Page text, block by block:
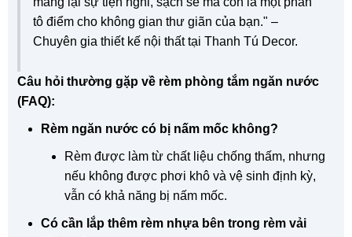
tô điểm cho không gian thư giãn của bạn." –
Chuyên gia thiết kế nội thất tại Thanh Tú Decor.
Câu hỏi thường gặp về rèm phòng tắm ngăn nước
(FAQ):
Rèm ngăn nước có bị nấm mốc không?
Rèm được làm từ chất liệu chống thấm, nhưng
nếu không được phơi khô và vệ sinh định kỳ,
vẫn có khả năng bị nấm mốc.
Có cần lắp thêm rèm nhựa bên trong rèm vải